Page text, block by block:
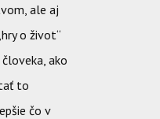
ale aj
o život“
ako
to
čo v